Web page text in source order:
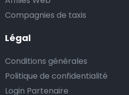
Compagnies de taxis
Légal
Conditions générales
Politique de confidentialité
Login Partenaire